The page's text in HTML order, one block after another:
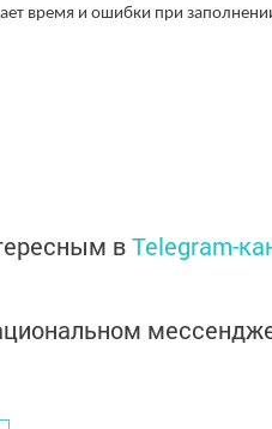
время и ошибки при
вTelegram-